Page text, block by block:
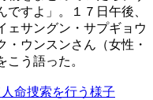
すよ」。１７日午後、
ェサングン・サプギョウ
・ウンスンさん（女性・
こう語った。
命捜索を行う様子